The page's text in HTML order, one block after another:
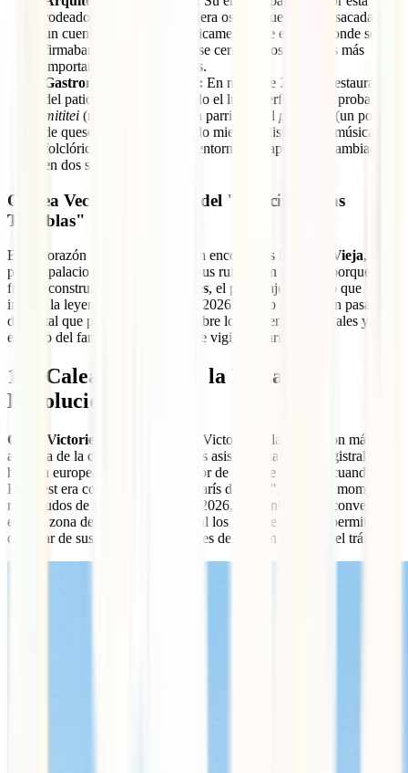
rodeado de galerías de madera oscura que parecen sacadas de
un cuento medieval. Históricamente, fue el lugar donde se
firmaban tratados de paz y se cerraban los negocios más
importantes de los Balcanes.
Gastronomía Tradicional: En mayo de 2026, el restaurante
del patio central sigue siendo el lugar perfecto para probar los
mititei (rollitos de carne a la parrilla) o el papanăși
(un postre
de queso y mermelada), todo mientras disfrutas de música
folclórica en directo en un entorno que apenas ha cambiado
en dos siglos.
Curtea Veche: Las ruinas del "Príncipe de las
Tinieblas"
En el corazón de Lipscani también encontrarás la Corte Vieja, el
primer palacio real de la ciudad. Sus ruinas son famosas porque
fueron construidas por
Vlad Tepes, el personaje histórico que
inspiró la leyenda de Drácula. En 2026, el sitio cuenta con pasarelas
de cristal que permiten caminar sobre los cimientos originales y ver
el busto del famoso empalador que vigila el barrio.
1.3. Calea Victoriei y la Plaza de la
Revolución
Calea Victoriei
(la Avenida de la Victoria) es la arteria con más
alcurnia de la capital. Recorrerla es asistir a una clase magistral de
historia europea: desde el esplendor de la Belle Époque, cuando
Bucarest era conocida como el "París del Este", hasta los momentos
más crudos de la Guerra Fría. En 2026, la avenida se ha convertido
en una zona de paseo semipeatonal los fines de semana, permitiendo
disfrutar de sus palacios y boutiques de lujo sin el ruido del tráfico.